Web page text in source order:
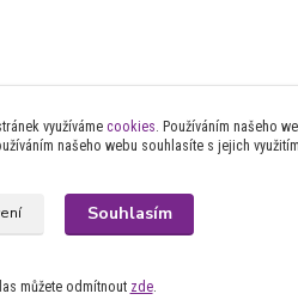
využíváme cookies. Používáním našeho
našeho webu souhlasíte s jejich
Souhlasím
můžete odmítnout zde.